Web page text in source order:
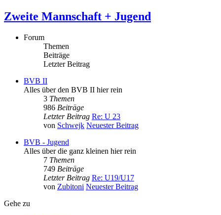
Zweite Mannschaft + Jugend
Forum
Themen
Beiträge
Letzter Beitrag
BVB II
Alles über den BVB II hier rein
3 Themen
986 Beiträge
Letzter Beitrag Re: U 23
von Schwejk Neuester Beitrag
BVB - Jugend
Alles über die ganz kleinen hier rein
7 Themen
749 Beiträge
Letzter Beitrag Re: U19/U17
von Zubitoni Neuester Beitrag
Gehe zu